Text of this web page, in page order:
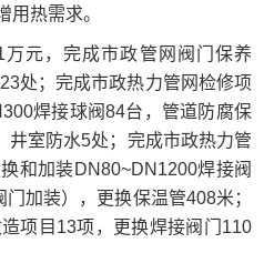
用热需求。
万元，完成市政管网阀门保养
处；完成市政热力管网检修项
焊接球阀84台，管道防腐保
井室防水5处；完成市政热力管
和加装DN80~DN1200焊接阀
加装），更换保温管408米；
项目13项，更换焊接阀门110